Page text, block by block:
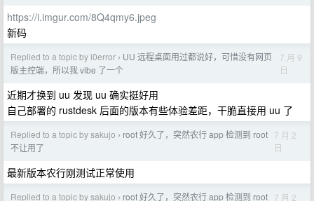
https://i.imgur.com/8Q4qmy6.jpeg
新码
Replied to a topic by i0error › UU 远程桌面用过都说好，可惜没有网页
版主控端，所以我 vibe 了一个
7 月 9
日
近期才换到 uu 发现 uu 确实挺好用
自己部署的 rustdesk 后面的版本有些体验差距，干脆直接用 uu 了
Replied to a topic by sakujo › root 好久了，突然农行 app 检测到 root
不让用了
7 月 2
日
最新版本农行刚测试正常使用
Replied to a topic by sakujo › root 好久了，突然农行 app 检测到 root 7 月 2